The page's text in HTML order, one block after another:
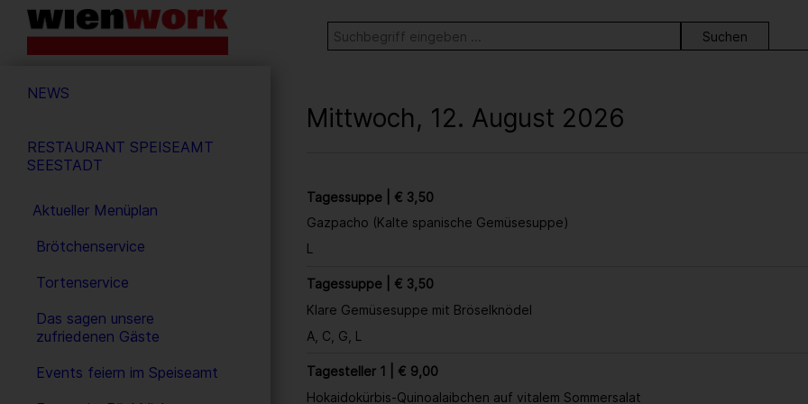
Barrierefreie
Bedienung
Webseite
Stichwortsuche
SUCHE
NEWS
RESTAURANT SPEISEAMT
SEESTADT
Aktueller Menüplan
Brötchenservice
Tortenservice
Das sagen unsere
zufriedenen Gäste
Events feiern im Speiseamt
Mittwoch, 12. August 2026
Tagessuppe | € 3,50
Gazpacho (Kalte spanische Gemüsesuppe)
L
Tagessuppe | € 3,50
Klare Gemüsesuppe mit Bröselknödel
A, C, G, L
Tagesteller 1 | € 9,00
Hokaidokürbis-Quinoalaibchen auf vitalem Sommersalat